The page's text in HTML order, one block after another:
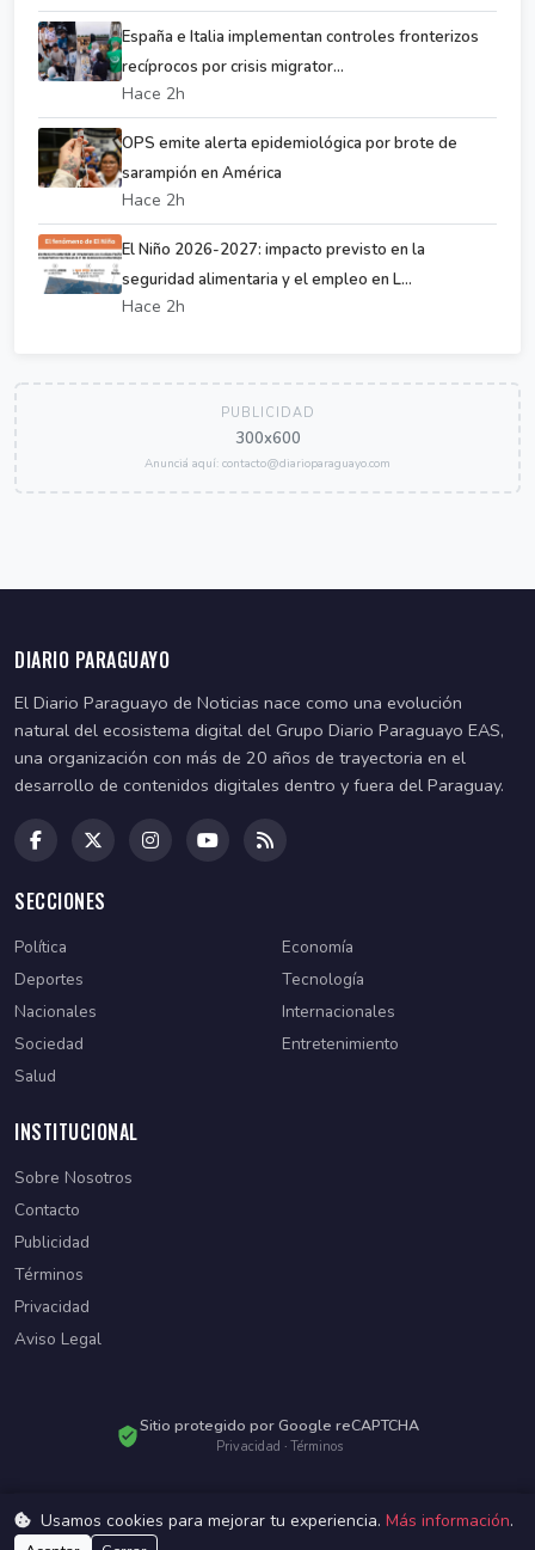
España e Italia implementan controles fronterizos
recíprocos por crisis migrator...
Hace 2h
OPS emite alerta epidemiológica por brote de
sarampión en América
Hace 2h
El Niño 2026-2027: impacto previsto en la
seguridad alimentaria y el empleo en L...
Hace 2h
PUBLICIDAD
300x600
Anunciá aquí: contacto@diarioparaguayo.com
DIARIO PARAGUAYO
El Diario Paraguayo de Noticias nace como una evolución
natural del ecosistema digital del Grupo Diario Paraguayo EAS,
una organización con más de 20 años de trayectoria en el
desarrollo de contenidos digitales dentro y fuera del Paraguay.
SECCIONES
Política
Economía
Deportes
Tecnología
Nacionales
Internacionales
Sociedad
Entretenimiento
Salud
INSTITUCIONAL
Sobre Nosotros
Contacto
Publicidad
Términos
Privacidad
Aviso Legal
Sitio protegido por Google reCAPTCHA
Privacidad · Términos
© 2026 Diario Paraguayo. Todos los derechos reservados.
Usamos cookies para mejorar tu experiencia. Más información.